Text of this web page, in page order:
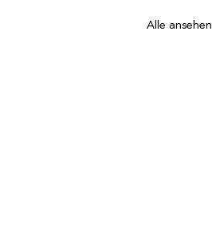
Alle ansehen